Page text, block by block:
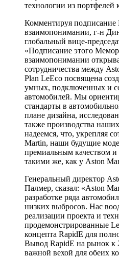
технологии из портфелей
Комментируя
взаимопонимании, г-н
глобальный вице-
«Подписание этого
взаимопонимании
сотрудничества между
Plan LeEco посвящена
умных, подключенных и
автомобилей. Мы
стандарты в
плане дизайна,
также производства
надеемся, что, укрепляя
Martin, наши будущие
премиальным качеством и
такими же, как у Aston
Генеральный директор
Палмер, сказал: «Aston
разработке ряда
низких выбросов. Нас
реализации проекта и
продемонстрированные
концепта RapidE для
Вывод RapidE на рынок к
важной вехой для обеих